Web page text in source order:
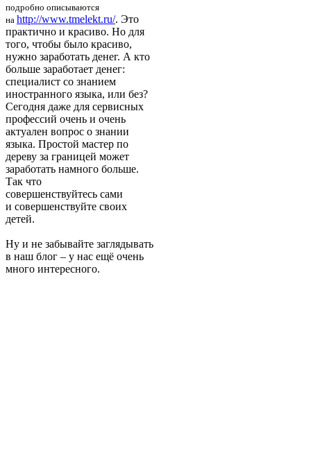
подробно описываются
на http://www.tmelekt.ru/. Это
практично и красиво. Но для
того, чтобы было красиво,
нужно заработать денег. А кто
больше заработает денег:
специалист со знанием
иностранного языка, или без?
Сегодня даже для сервисных
профессий очень и очень
актуален вопрос о знании
языка. Простой мастер по
дереву за границей может
заработать намного больше.
Так что
совершенствуйтесь сами
и совершенствуйте своих
детей.
Ну и не забывайте заглядывать
в наш блог – у нас ещё очень
много интересного.